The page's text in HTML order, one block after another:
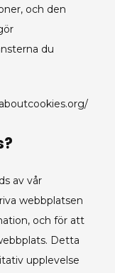
och den
du
av vår
webbplatsen
och för att
Detta
upplevelse